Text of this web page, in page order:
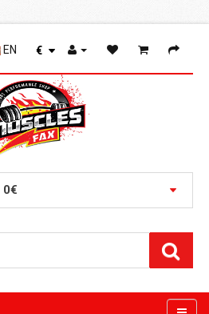
EN €
0€